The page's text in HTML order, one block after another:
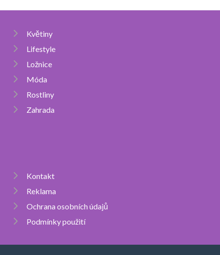
Květiny
Lifestyle
Ložnice
Móda
Rostliny
Zahrada
Kontakt
Reklama
Ochrana osobních údajů
Podmínky použití